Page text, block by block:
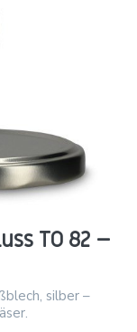
TO 82 –
silber –